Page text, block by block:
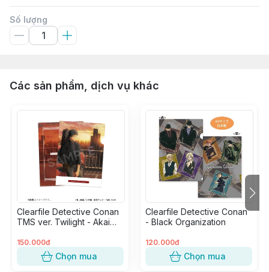
Số lượng
Các sản phẩm, dịch vụ khác
Clearfile Detective Conan
TMS ver. Twilight - Akai
150.000đ
Chọn mua
Clearfile Detective Conan
- Black Organization
120.000đ
Chọn mua